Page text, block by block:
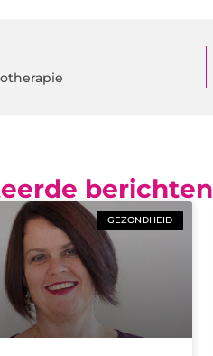
berichten
GEZONDHEID